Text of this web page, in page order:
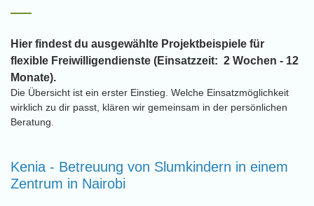
Hier findest du ausgewählte Projektbeispiele für
flexible Freiwilligendienste (Einsatzzeit: 2 Wochen - 12
Monate).
Die Übersicht ist ein erster Einstieg. Welche Einsatzmöglichkeit
wirklich zu dir passt, klären wir gemeinsam in der persönlichen
Beratung.
Kenia - Betreuung von Slumkindern in einem
Zentrum in Nairobi